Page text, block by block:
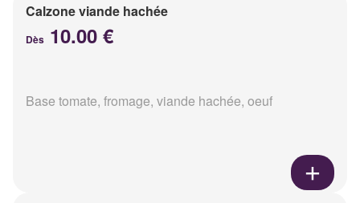
Calzone viande hachée
Dès 10.00 €
Base tomate, fromage, viande hachée, oeuf